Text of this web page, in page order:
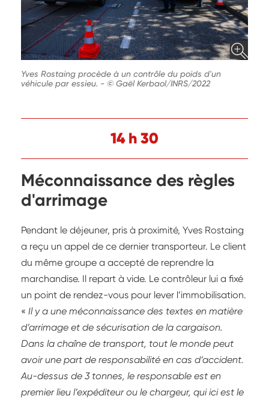
Yves Rostaing procède à un contrôle du poids d'un
véhicule par essieu. - © Gaël Kerbaol/INRS/2022
14 h 30
Méconnaissance des règles
d'arrimage
Pendant le déjeuner, pris à proximité, Yves Rostaing
a reçu un appel de ce dernier transporteur. Le client
du même groupe a accepté de reprendre la
marchandise. Il repart à vide. Le contrôleur lui a fixé
un point de rendez-vous pour lever l’immobilisation.
« Il y a une méconnaissance des textes en matière
d’arrimage et de sécurisation de la cargaison.
Dans la chaîne de transport, tout le monde peut
avoir une part de responsabilité en cas d’accident.
Au-dessus de 3 tonnes, le responsable est en
premier lieu l’expéditeur ou le chargeur, qui ici est le